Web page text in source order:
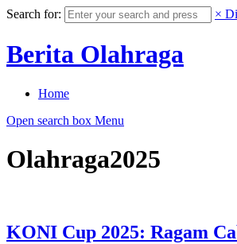
Search for: ×
Berita Olahraga
Home
Open search box Menu
Olahraga2025
KONI Cup 2025: Ragam